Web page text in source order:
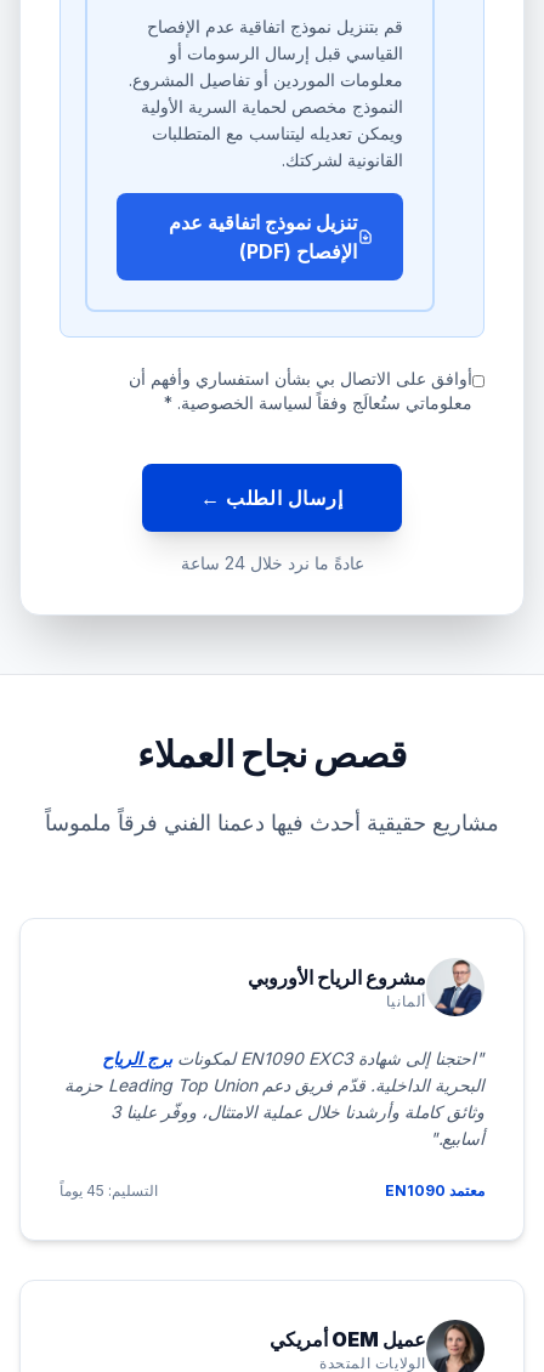
قم بتنزيل نموذج اتفاقية عدم الإفصاح
القياسي قبل إرسال الرسومات أو
معلومات الموردين أو تفاصيل المشروع.
النموذج مخصص لحماية السرية الأولية
ويمكن تعديله ليتناسب مع المتطلبات
القانونية لشركتك.
تنزيل نموذج اتفاقية عدم
الإفصاح (PDF)
أوافق على الاتصال بي بشأن استفساري وأفهم أن
معلوماتي ستُعالَج وفقاً لسياسة الخصوصية. *
إرسال الطلب ←
عادةً ما نرد خلال 24 ساعة
قصص نجاح العملاء
مشاريع حقيقية أحدث فيها دعمنا الفني فرقاً ملموساً
مشروع الرياح الأوروبي
ألمانيا
"احتجنا إلى شهادة EN1090 EXC3 لمكونات
برج الرياح
البحرية الداخلية. قدّم فريق دعم Leading Top Union حزمة
وثائق كاملة وأرشدنا خلال عملية الامتثال، ووفّر علينا 3
أسابيع."
معتمد EN1090 التسليم: 45 يوماً
عميل OEM أمريكي
الولايات المتحدة